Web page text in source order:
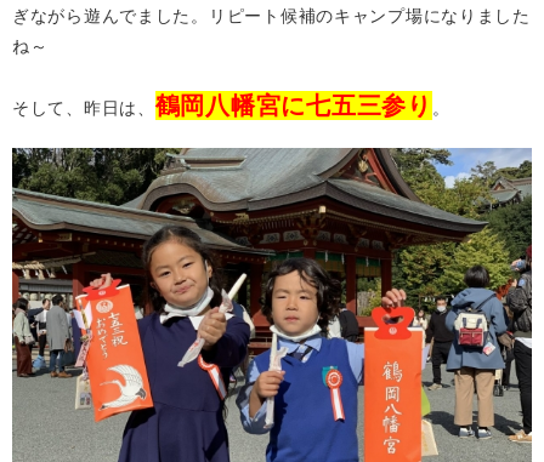
ぎながら遊んでました。リピート候補のキャンプ場になりました
ね～
そして、昨日は、鶴岡八幡宮に七五三参り 。